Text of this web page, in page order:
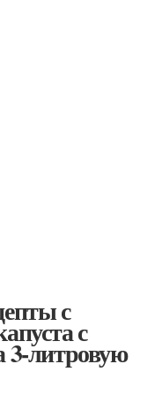
с
с
3-литровую